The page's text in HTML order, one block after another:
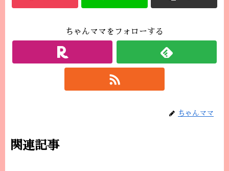
ちゃんママをフォローする
ちゃんママ
関連記事